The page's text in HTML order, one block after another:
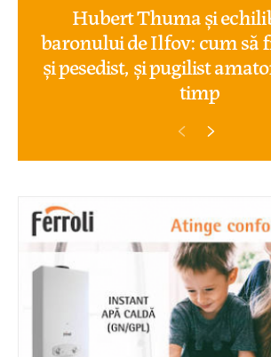
Hubert Thuma și
baronului de Ilfov: cum să
și pesedist, și pugilist
timp